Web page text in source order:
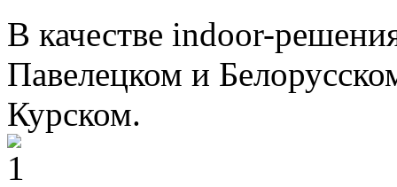
В качестве indoor-
Павелецком и
Курском.